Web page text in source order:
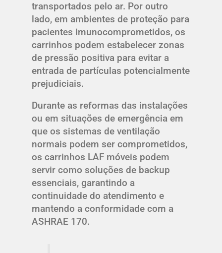
transportados pelo ar. Por outro
lado, em ambientes de proteção para
pacientes imunocomprometidos, os
carrinhos podem estabelecer zonas
de pressão positiva para evitar a
entrada de partículas potencialmente
prejudiciais.
Durante as reformas das instalações
ou em situações de emergência em
que os sistemas de ventilação
normais podem ser comprometidos,
os carrinhos LAF móveis podem
servir como soluções de backup
essenciais, garantindo a
continuidade do atendimento e
mantendo a conformidade com a
ASHRAE 170.